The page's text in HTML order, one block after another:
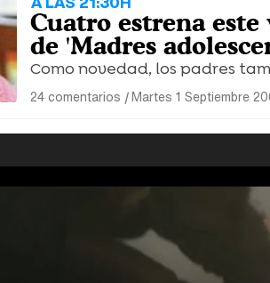
Cuatro estrena
de 'Madres
Como novedad, los padres
24 comentarios |Martes 1 Septiembre